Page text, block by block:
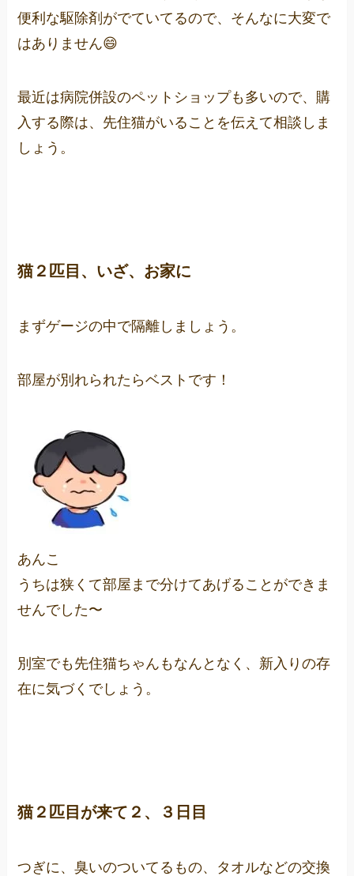
便利な駆除剤がでていてるので、そんなに大変で
はありません😄
最近は病院併設のペットショップも多いので、購
入する際は、先住猫がいることを伝えて相談しま
しょう。
猫２匹目、いざ、お家に
まずゲージの中で隔離しましょう。
部屋が別れられたらベストです！
あんこ
うちは狭くて部屋まで分けてあげることができま
せんでした〜
別室でも先住猫ちゃんもなんとなく、新入りの存
在に気づくでしょう。
猫２匹目が来て２、３日目
つぎに、臭いのついてるもの、タオルなどの交換